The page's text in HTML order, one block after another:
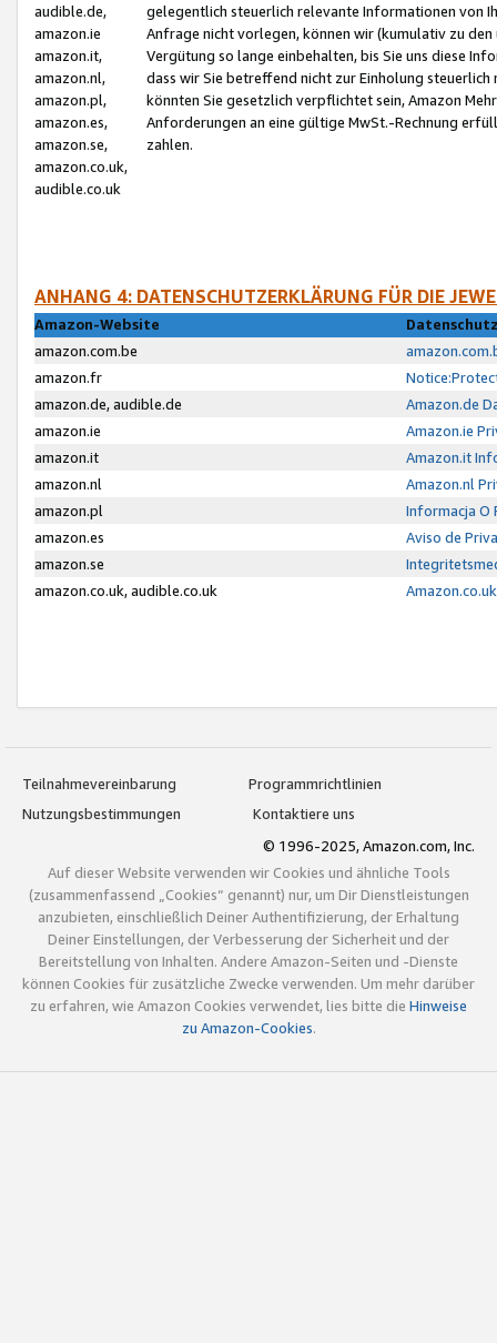
audible.de,
amazon.ie
amazon.it,
amazon.nl,
amazon.pl,
amazon.es,
amazon.se,
amazon.co.uk,
audible.co.uk
gelegentlich steuerlich relevante Informationen von
Anfrage nicht vorlegen, können wir (kumulativ zu
Vergütung so lange einbehalten, bis Sie uns diese
dass wir Sie betreffend nicht zur Einholung
könnten Sie gesetzlich verpflichtet sein, Amazon
Anforderungen an eine gültige MwSt.-Rechnung
zahlen.
ANHANG 4: DATENSCHUTZERKLÄRUNG FÜR DIE
Amazon-Website
amazon.com.be
amazon.fr
amazon.de, audible.de
Amazon.de
amazon.ie
Amazon.ie
amazon.it
Amazon.it
amazon.nl
Amazon.nl
amazon.pl
Informacja O
amazon.es
Aviso de
amazon.se
amazon.co.uk, audible.co.uk
Teilnahmevereinbarung
Programmrichtlinien
Nutzungsbestimmungen
Kontaktiere uns
© 1996-2025, Amazon.com, Inc.
Auf dieser Website verwenden wir Cookies und ähnliche Tools
(zusammenfassend „Cookies“ genannt) nur, um Dir Dienstleistungen
anzubieten, einschließlich Deiner Authentifizierung, der Erhaltung
Deiner Einstellungen, der Verbesserung der Sicherheit und der
Bereitstellung von Inhalten. Andere Amazon-Seiten und -Dienste
können Cookies für zusätzliche Zwecke verwenden. Um mehr darüber
zu erfahren, wie Amazon Cookies verwendet, lies bitte die Hinweise
zu Amazon-Cookies.